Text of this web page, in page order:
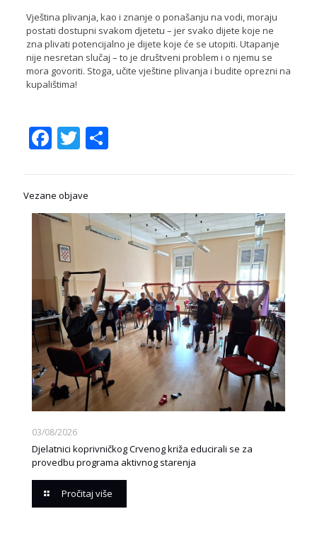
Vještina plivanja, kao i znanje o ponašanju na vodi, moraju
postati dostupni svakom djetetu – jer svako dijete koje ne
zna plivati potencijalno je dijete koje će se utopiti. Utapanje
nije nesretan slučaj – to je društveni problem i o njemu se
mora govoriti. Stoga, učite vještine plivanja i budite oprezni na
kupalištima!
Facebook
Twitter
Share
Vezane objave
03/08/2026
Djelatnici koprivničkog Crvenog križa educirali se za
provedbu programa aktivnog starenja
Pročitaj više